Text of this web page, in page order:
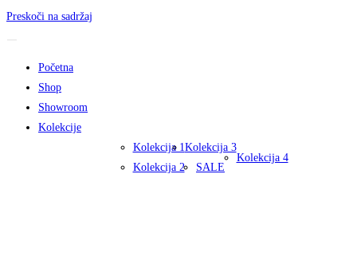
Preskoči na sadržaj
Početna
Shop
Showroom
Kolekcije
Kolekcija 1
Kolekcija 2
Kolekcija 3
SALE
Kolekcija 4